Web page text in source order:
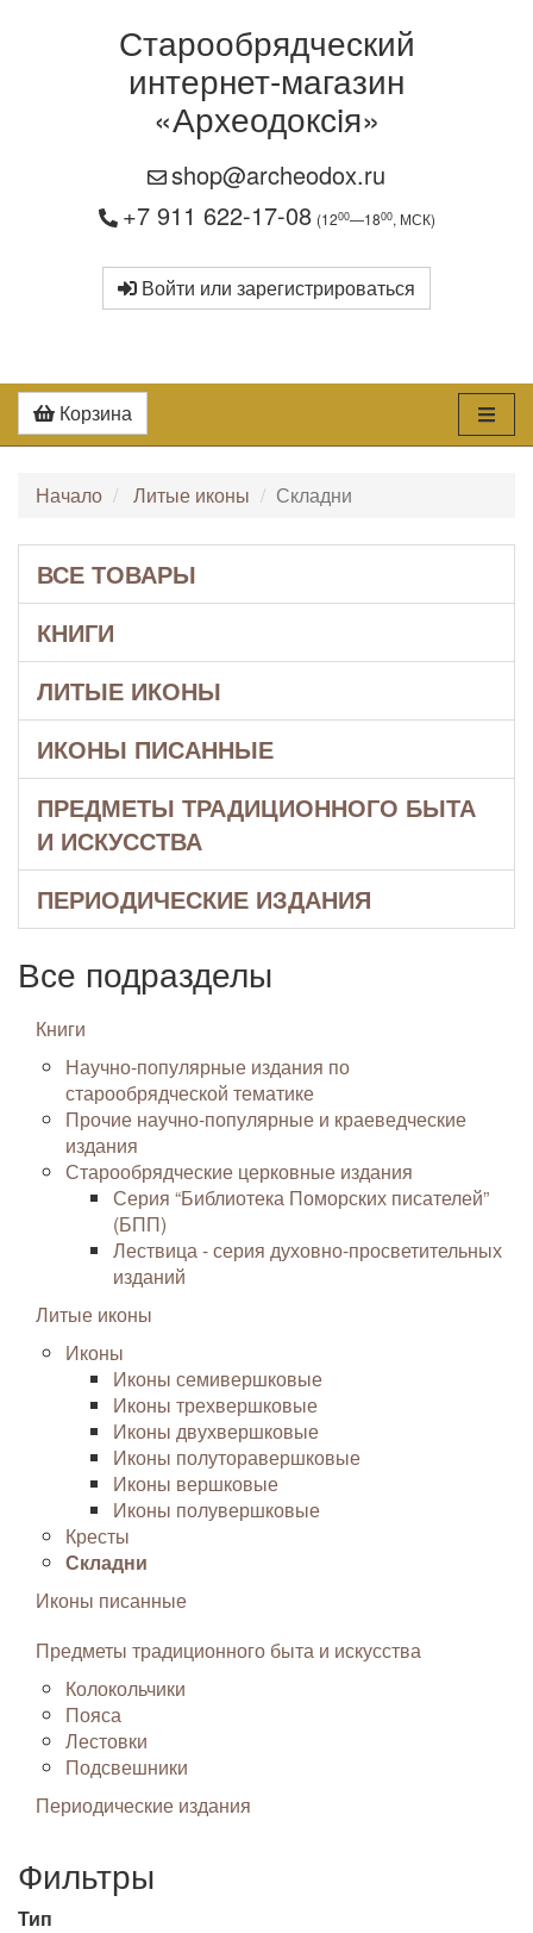
Старообрядческий
интернет-магазин
«Археодоксiя»
shop@archeodox.ru
+7 911 622-17-08 (1200—1800, МСК)
Войти или зарегистрироваться
Корзина
Начало Литые иконы Складни
ВСЕ ТОВАРЫ
КНИГИ
ЛИТЫЕ ИКОНЫ
ИКОНЫ ПИСАННЫЕ
ПРЕДМЕТЫ ТРАДИЦИОННОГО БЫТА
И ИСКУССТВА
ПЕРИОДИЧЕСКИЕ ИЗДАНИЯ
Все подразделы
Книги
Научно-популярные издания по
старообрядческой тематике
Прочие научно-популярные и краеведческие
издания
Старообрядческие церковные издания
Серия “Библиотека Поморских писателей”
(БПП)
Лествица - серия духовно-просветительных
изданий
Литые иконы
Иконы
Иконы семивершковые
Иконы трехвершковые
Иконы двухвершковые
Иконы полуторавершковые
Иконы вершковые
Иконы полувершковые
Кресты
Складни
Иконы писанные
Предметы традиционного быта и искусства
Колокольчики
Пояса
Лестовки
Подсвешники
Периодические издания
Фильтры
Тип